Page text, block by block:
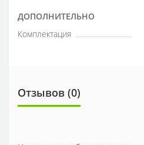
ДОПОЛНИТЕЛЬНО
Комплектация
Отзывов (0)